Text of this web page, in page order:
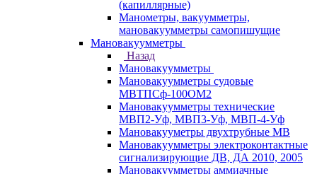
(капиллярные)
Манометры, вакуумметры,
мановакуумметры самопишущие
Мановакуумметры
Назад
Мановакуумметры
Мановакуумметры судовые
МВТПСф-100ОМ2
Мановакуумметры технические
МВП2-Уф, МВП3-Уф, МВП-4-Уф
Мановакууметры двухтрубные МВ
Мановакуумметры электроконтактные
сигнализирующие ДВ, ДА 2010, 2005
Мановакуумметры аммиачные